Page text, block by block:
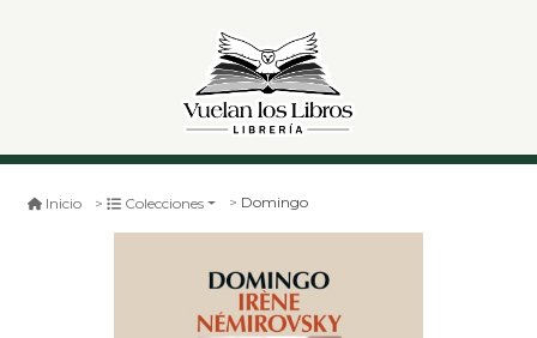
Inicio Colecciones Domingo